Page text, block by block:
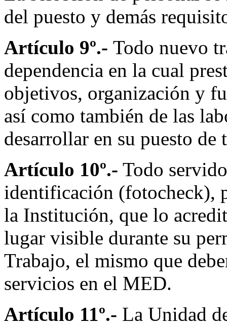
del puesto y demás
Artículo 9º.- Todo nuevo
dependencia en la cual
objetivos, organización y
así como también de las
desarrollar en su puesto de
Artículo 10º.- Todo
identificación (fotocheck),
la Institución, que lo
lugar visible durante su
Trabajo, el mismo que
servicios en el MED.
Artículo 11º.- La Unidad